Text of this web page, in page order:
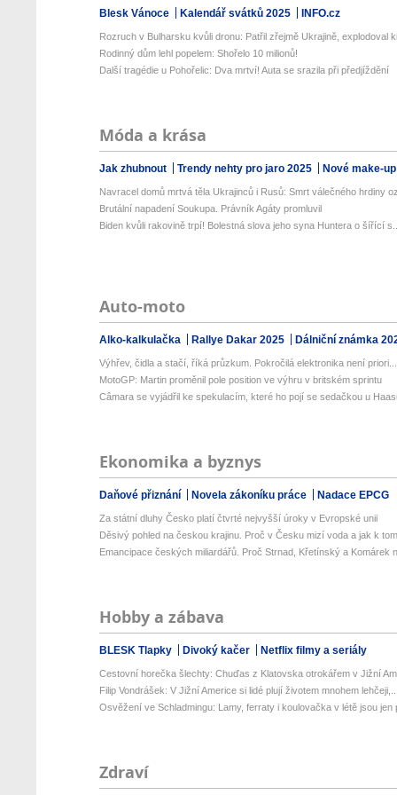
Blesk Vánoce Kalendář svátků 2025 INFO.cz
Rozruch v Bulharsku kvůli dronu: Patřil zřejmě Ukrajině, explodoval
Rodinný dům lehl popelem: Shořelo 10 milionů!
Další tragédie u Pohořelic: Dva mrtví! Auta se srazila při předjíždění
Móda a krása
Jak zhubnout Trendy nehty pro jaro 2025 Nové make-
Navracel domů mrtvá těla Ukrajinců i Rusů: Smrt válečného hrdiny
Brutální napadení Soukupa. Právník Agáty promluvil
Biden kvůli rakovině trpí! Bolestná slova jeho syna Huntera o šířící
Auto-moto
Alko-kalkulačka Rallye Dakar 2025 Dálniční známka
Výhřev, čidla a stačí, říká průzkum. Pokročilá elektronika není priori...
MotoGP: Martin proměnil pole position ve výhru v britském sprintu
Câmara se vyjádřil ke spekulacím, které ho pojí se sedačkou u
Ekonomika a byznys
Daňové přiznání Novela zákoníku práce Nadace EPCG
Za státní dluhy Česko platí čtvrté nejvyšší úroky v Evropské unii
Děsivý pohled na českou krajinu. Proč v Česku mizí voda a jak k
Emancipace českých miliardářů. Proč Strnad, Křetínský a Komárek
Hobby a zábava
BLESK Tlapky Divoký kačer Netflix filmy a seriály
Cestovní horečka šlechty: Chuďas z Klatovska otrokářem v Jižní
Filip Vondrášek: V Jižní Americe si lidé plují životem mnohem
Osvěžení ve Schladmingu: Lamy, ferraty i koulovačka v létě jsou jen
Zdraví